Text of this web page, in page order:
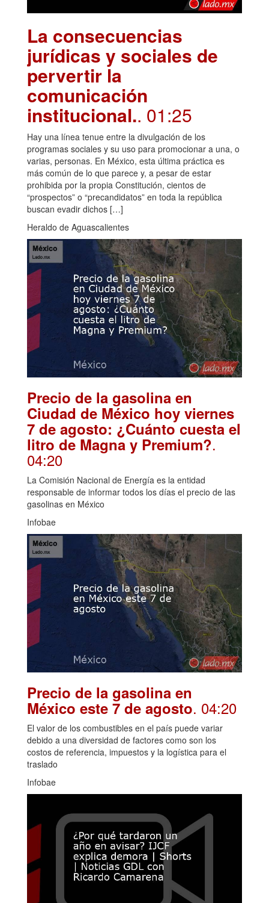
La consecuencias
jurídicas y sociales de
pervertir la
comunicación
institucional.. 01:25
Hay una línea tenue entre la divulgación de los
programas sociales y su uso para promocionar a una, o
varias, personas. En México, esta última práctica es
más común de lo que parece y, a pesar de estar
prohibida por la propia Constitución, cientos de
“prospectos” o “precandidatos” en toda la república
buscan evadir dichos […]
Heraldo de Aguascalientes
Precio de la gasolina en
Ciudad de México hoy viernes
7 de agosto: ¿Cuánto cuesta el
litro de Magna y Premium?.
04:20
La Comisión Nacional de Energía es la entidad
responsable de informar todos los días el precio de las
gasolinas en México
Infobae
Precio de la gasolina en
México este 7 de agosto. 04:20
El valor de los combustibles en el país puede variar
debido a una diversidad de factores como son los
costos de referencia, impuestos y la logística para el
traslado
Infobae